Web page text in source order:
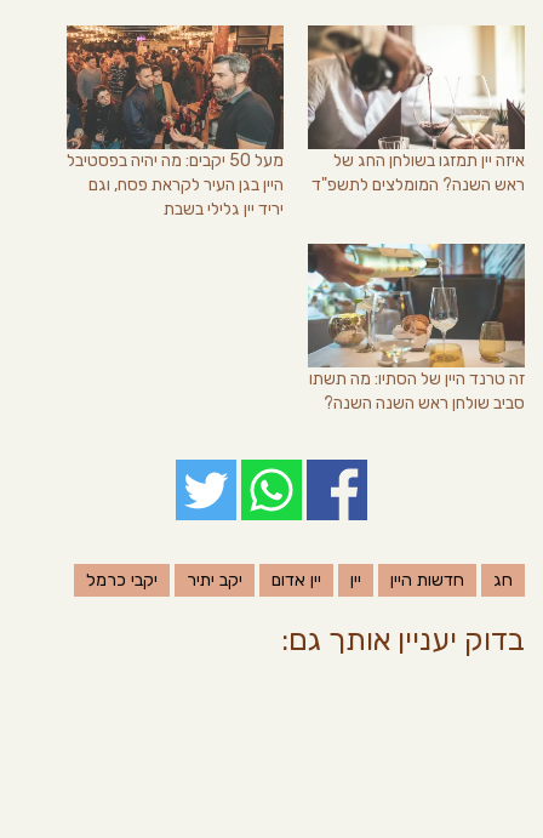
איזה יין תמזגו בשולחן החג של
ראש השנה? המומלצים לתשפ"ד
מעל 50 יקבים: מה יהיה בפסטיבל
היין בגן העיר לקראת פסח, וגם
יריד יין גלילי בשבת
זה טרנד היין של הסתיו: מה תשתו
סביב שולחן ראש השנה השנה?
חג חדשות היין יין יין אדום יקב יתיר יקבי כרמל
בדוק יעניין אותך גם: